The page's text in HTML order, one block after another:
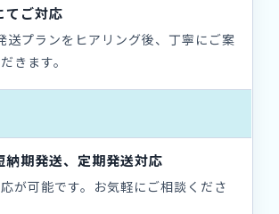
てご対応
送プランをヒアリング後、丁寧にご案
きます。
納期発送、定期発送対応
が可能です。お気軽にご相談くださ